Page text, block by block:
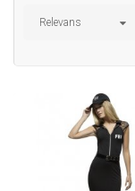
Relevans